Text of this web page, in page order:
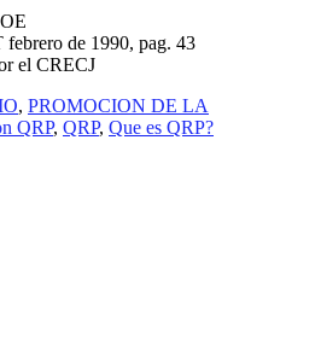
de 1990, pag. 43
el CRECJ
, PROMOCION DE LA
QRP, QRP, Que es QRP?